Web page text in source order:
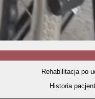
Rehabilitacja po
Historia